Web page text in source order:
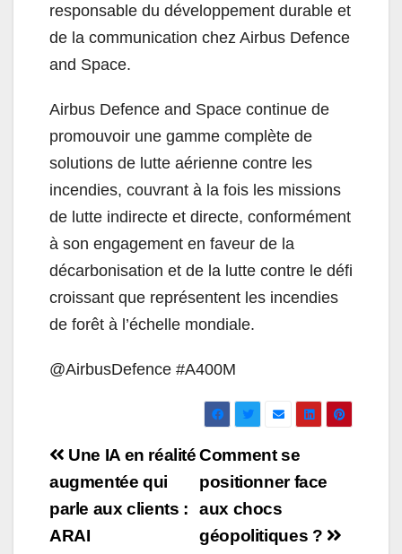
responsable du développement durable et
de la communication chez Airbus Defence
and Space.
Airbus Defence and Space continue de
promouvoir une gamme complète de
solutions de lutte aérienne contre les
incendies, couvrant à la fois les missions
de lutte indirecte et directe, conformément
à son engagement en faveur de la
décarbonisation et de la lutte contre le défi
croissant que représentent les incendies
de forêt à l’échelle mondiale.
@AirbusDefence #A400M
Navigation
de
l’article
Comment se
positionner face
aux chocs
géopolitiques ?
Une IA en réalité
augmentée qui
parle aux clients :
ARAI